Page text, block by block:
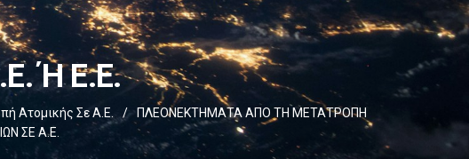
Ή Ε.Ε.
Ατομικής Σε Α.Ε. /
ΠΛΕΟΝΕΚΤΗΜΑΤΑ ΑΠΟ ΤΗ ΜΕΤΑΤΡΟΠΗ
ΣΕ Α.Ε.